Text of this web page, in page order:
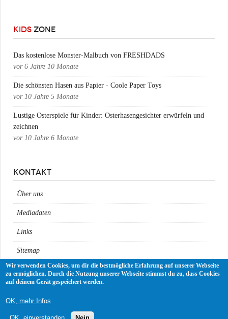
KIDS ZONE
Das kostenlose Monster-Malbuch von FRESHDADS
vor 6 Jahre 10 Monate
Die schönsten Hasen aus Papier - Coole Paper Toys
vor 10 Jahre 5 Monate
Lustige Osterspiele für Kinder: Osterhasengesichter erwürfeln und
zeichnen
vor 10 Jahre 6 Monate
KONTAKT
Über uns
Mediadaten
Links
Sitemap
Impressum
Wir verwenden Cookies, um dir die bestmögliche Erfahrung auf unserer Webseite
zu ermöglichen. Durch die Nutzung unserer Webseite stimmst du zu, dass Cookies
auf deinem Gerät gespeichert werden.
OK, mehr Infos